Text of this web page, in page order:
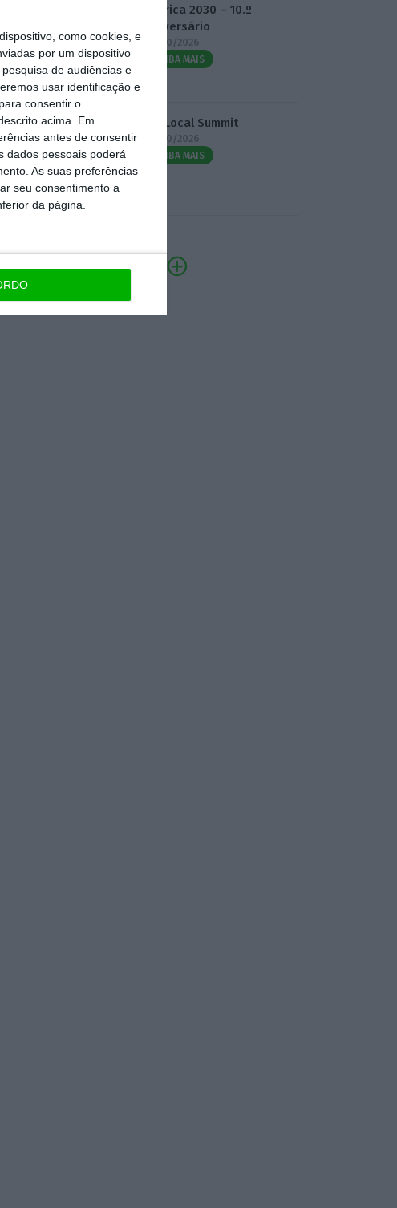
como cookies, e
por um dispositivo
de audiências e
usar identificação e
consentir o
acima. Em
antes de consentir
dados pessoais poderá
As suas preferências
seu consentimento a
da página.
Fábrica 2030 – 10.º
Aniversário
14/10/2026
SAIBA MAIS
3.º Local Summit
07/10/2026
SAIBA MAIS